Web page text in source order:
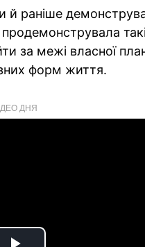
й раніше
такі
за межі власної
форм життя.
ДНЯ